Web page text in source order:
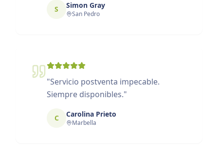
S Simon Gray
San Pedro
"Servicio postventa impecable.
Siempre disponibles."
C Carolina Prieto
Marbella